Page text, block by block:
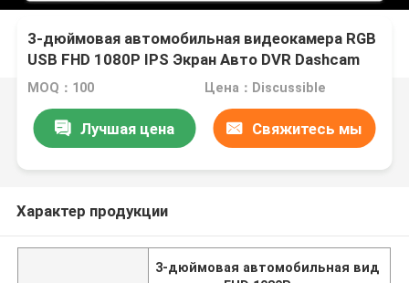
3-дюймовая автомобильная видеокамера RGB
USB FHD 1080P IPS Экран Авто DVR Dashcam
MOQ：100 Цена：Discussible
Лучшая цена Свяжитесь мы
Характер продукции
3-дюймовая автомобильная вид